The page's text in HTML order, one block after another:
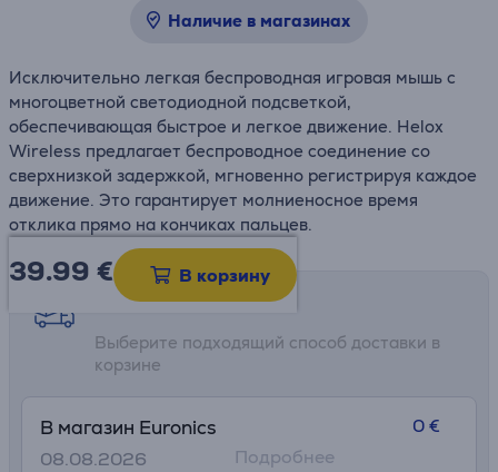
Наличие в магазинах
Исключительно легкая беспроводная игровая мышь с
многоцветной светодиодной подсветкой,
обеспечивающая быстрое и легкое движение. Helox
Wireless предлагает беспроводное соединение со
сверхнизкой задержкой, мгновенно регистрируя каждое
движение. Это гарантирует молниеносное время
отклика прямо на кончиках пальцев.
39.99 € В корзину
Возможности доставки
Выберите подходящий способ доставки в
корзине
В магазин Euronics
08.08.2026
0 €
Подробнее